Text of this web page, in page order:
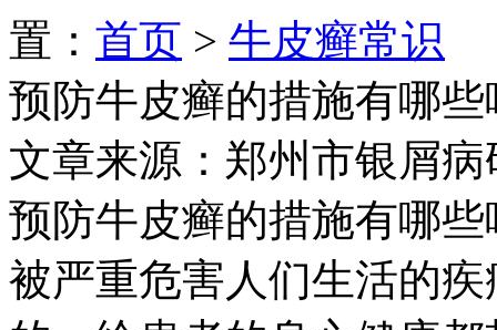
置： 首页 > 牛皮癣常识
预防牛皮癣的措施有哪些
文章来源：郑州市银屑病
预防牛皮癣的措施有哪
被严重危害人们生活的